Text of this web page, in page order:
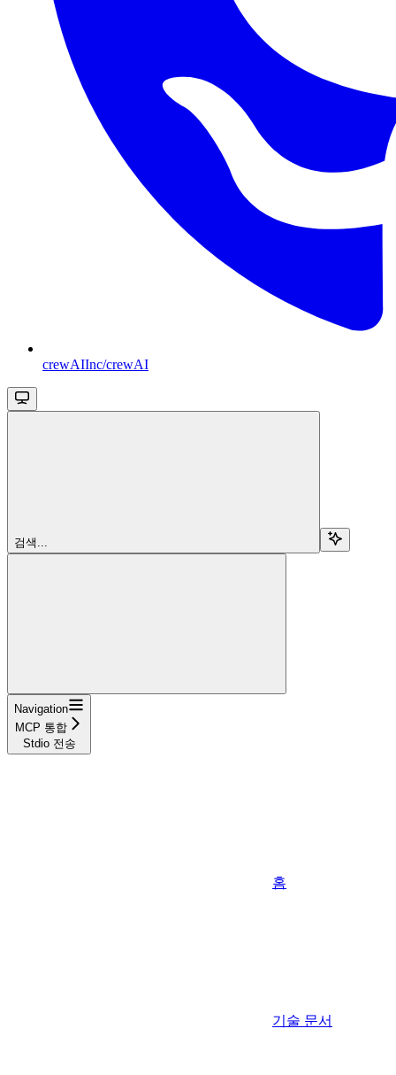
crewAIInc/crewAI
검색...
Navigation
MCP 통합
Stdio 전송
홈
기술 문서